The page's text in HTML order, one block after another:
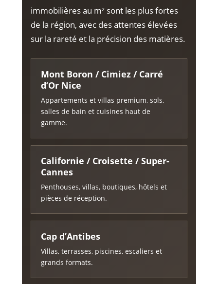
immobilières au m² sont les plus fortes
de la région, avec des attentes élevées
sur la rareté et la précision des matières.
Mont Boron / Cimiez / Carré
d’Or Nice
Appartements et villas premium, sols,
salles de bain et cuisines haut de
gamme.
Californie / Croisette / Super-
Cannes
Penthouses, villas, boutiques, hôtels et
pièces de réception.
Cap d’Antibes
Villas, terrasses, piscines, escaliers et
grands formats.